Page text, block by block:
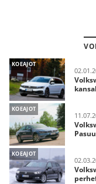
KOEAJOT
KOEAJOT
KOEAJOT